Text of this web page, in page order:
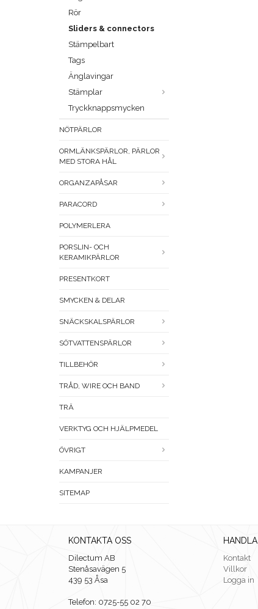
Rör
Sliders & connectors
Stämpelbart
Tags
Änglavingar
Stämplar
Tryckknappsmycken
NÖTPÄRLOR
ORMLÄNKSPÄRLOR, PÄRLOR
MED STORA HÅL
ORGANZAPÅSAR
PARACORD
POLYMERLERA
PORSLIN- OCH
KERAMIKPÄRLOR
PRESENTKORT
SMYCKEN & DELAR
SNÄCKSKALSPÄRLOR
SÖTVATTENSPÄRLOR
TILLBEHÖR
TRÅD, WIRE OCH BAND
TRÄ
VERKTYG OCH HJÄLPMEDEL
ÖVRIGT
KAMPANJER
SITEMAP
KONTAKTA OSS
Dilectum AB
Stenåsavägen 5
439 53 Åsa
Telefon: 0725-55 02 70
HANDLA
Kontakt
Villkor
Logga in